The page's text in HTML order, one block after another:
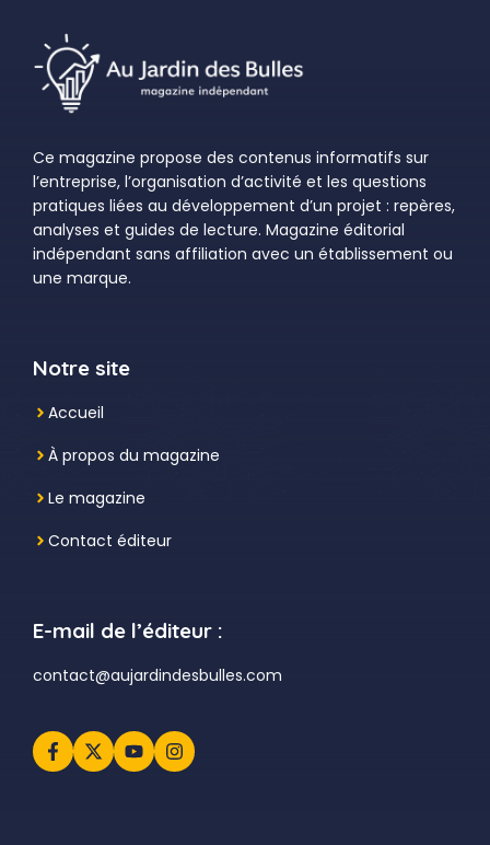
Ce magazine propose des contenus informatifs sur
l’entreprise, l’organisation d’activité et les questions
pratiques liées au développement d’un projet : repères,
analyses et guides de lecture. Magazine éditorial
indépendant sans affiliation avec un établissement ou
une marque.
Notre site
Accueil
À propos du magazine
Le magazine
Contact éditeur
E-mail de l’éditeur :
contact@aujardindesbulles.com